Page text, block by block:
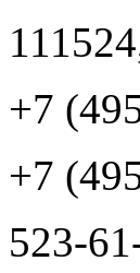
+7
+7
523-